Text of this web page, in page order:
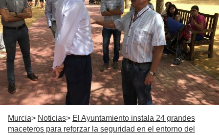
Murcia Noticias
El Ayuntamiento instala 24 grandes
maceteros para reforzar la seguridad en el entorno del